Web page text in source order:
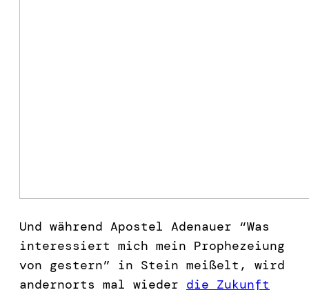
Und während Apostel Adenauer “Was
interessiert mich mein Prophezeiung
von gestern” in Stein meißelt, wird
andernorts mal wieder die Zukunft